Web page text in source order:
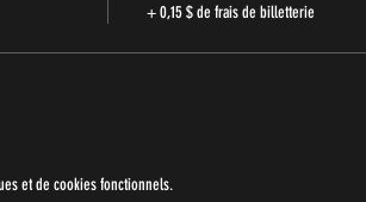
+ 0,15 $ de frais de billetterie
et de cookies fonctionnels.